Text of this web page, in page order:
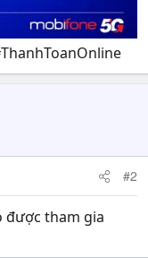
#2
tham gia